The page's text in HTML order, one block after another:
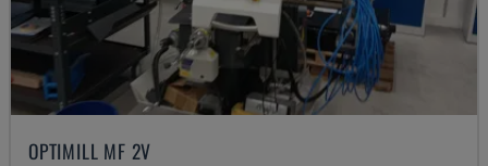
OPTIMILL MF 2V